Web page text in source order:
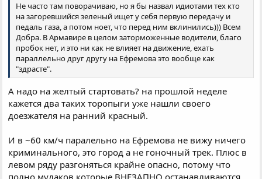
Не часто там поворачиваю, но я бы назвал идиотами тех кто
на загоревшийся зеленый ищет у себя первую передачу и
педаль газа, а потом ноет, что перед ним вклинились))) Всем
Добра. В Армавире в целом заторможенные водители, благо
пробок нет, и это ни как не влияет на движение, ехать
параллельно друг другу на Ефремова это вообще как
"здрасте".
А надо на желтый стартовать? на прошлой неделе
кажется два таких торопыги уже нашли своего
доезжателя на ранний красный.
И в ~60 км/ч паралельно на Ефремова не вижу ничего
криминального, это город а не гоночный трек. Плюс в
левом ряду разгоняться крайне опасно, потому что
полно мудаков которые ВНЕЗАПНО останавливаются,